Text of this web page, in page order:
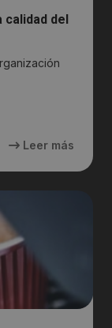
calidad del
Leer más